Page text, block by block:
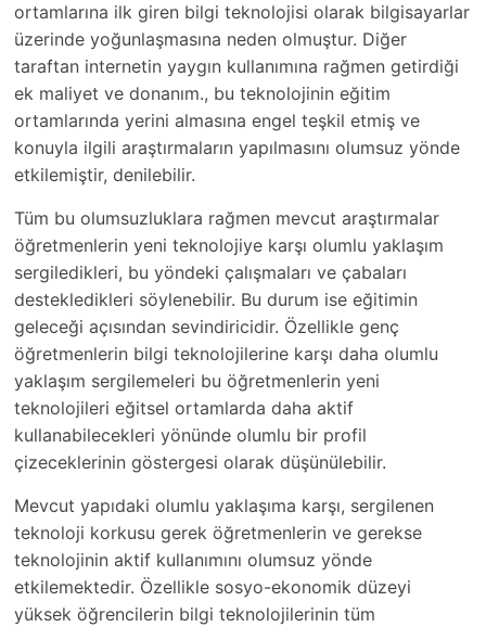
ortamlarına ilk giren bilgi teknolojisi olarak bilgisayarlar
üzerinde yoğunlaşmasına neden olmuştur. Diğer
taraftan internetin yaygın kullanımına rağmen getirdiği
ek maliyet ve donanım., bu teknolojinin eğitim
ortamlarında yerini almasına engel teşkil etmiş ve
konuyla ilgili araştırmaların yapılmasını olumsuz yönde
etkilemiştir, denilebilir.
Tüm bu olumsuzluklara rağmen mevcut araştırmalar
öğretmenlerin yeni teknolojiye karşı olumlu yaklaşım
sergiledikleri, bu yöndeki çalışmaları ve çabaları
destekledikleri söylenebilir. Bu durum ise eğitimin
geleceği açısından sevindiricidir. Özellikle genç
öğretmenlerin bilgi teknolojilerine karşı daha olumlu
yaklaşım sergilemeleri bu öğretmenlerin yeni
teknolojileri eğitsel ortamlarda daha aktif
kullanabilecekleri yönünde olumlu bir profil
çizeceklerinin göstergesi olarak düşünülebilir.
Mevcut yapıdaki olumlu yaklaşıma karşı, sergilenen
teknoloji korkusu gerek öğretmenlerin ve gerekse
teknolojinin aktif kullanımını olumsuz yönde
etkilemektedir. Özellikle sosyo-ekonomik düzeyi
yüksek öğrencilerin bilgi teknolojilerinin tüm